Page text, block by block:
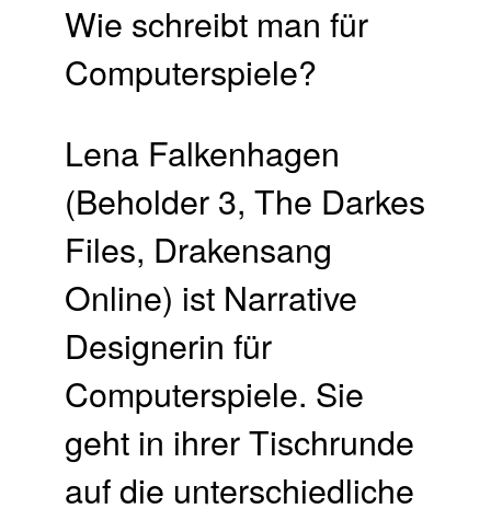
Lena Falkenhagen
(Beholder 3, The Darkes
Files, Drakensang
Online) ist Narrative
Designerin für
Computerspiele. Sie
geht in ihrer Tischrunde
auf die unterschiedliche